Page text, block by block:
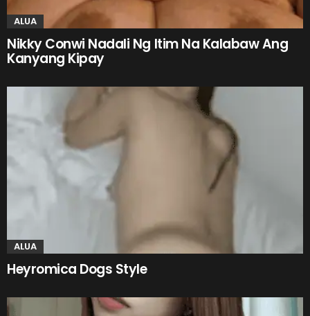
ALUA
Nikky Conwi Nadali Ng Itim Na Kalabaw Ang
Kanyang Kipay
ALUA
Heyromica Dogs Style